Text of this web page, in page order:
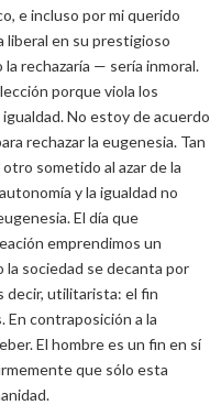
e incluso por mi querido
liberal en su prestigioso
la rechazaría — sería inmoral.
porque viola los
No estoy de acuerdo
rechazar la eugenesia. Tan
sometido al azar de la
y la igualdad no
El día que
emprendimos un
la sociedad se decanta por
decir, utilitarista: el fin
contraposición a la
El hombre es un fin en sí
que sólo esta